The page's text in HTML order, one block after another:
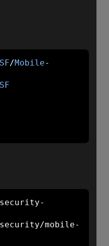
/Mobile-
security-
/mobile-